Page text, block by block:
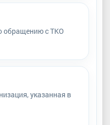
обращению с ТКО
указанная в